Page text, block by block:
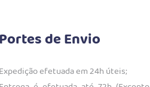
Portes de Envio
Expedição efetuada em 24h úteis;